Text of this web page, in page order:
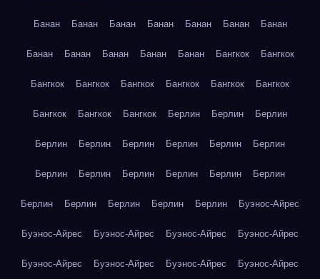
Банан Банан Банан Банан Банан Банан Банан
Банан Банан Банан Банан Банан Бангкок Бангкок
Бангкок Бангкок Бангкок Бангкок Бангкок Бангкок
Бангкок Бангкок Бангкок Берлин Берлин Берлин
Берлин Берлин Берлин Берлин Берлин Берлин
Берлин Берлин Берлин Берлин Берлин Берлин
Берлин Берлин Берлин Берлин Берлин Буэнос-Айрес
Буэнос-Айрес Буэнос-Айрес Буэнос-Айрес Буэнос-Айрес
Буэнос-Айрес Буэнос-Айрес Буэнос-Айрес Буэнос-Айрес